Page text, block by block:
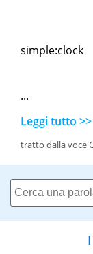
simple:clock
...
Leggi tutto >>
tratto dalla voce